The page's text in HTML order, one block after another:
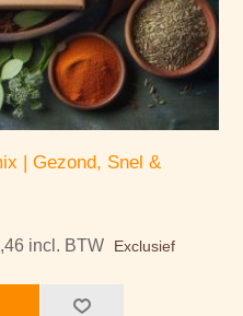
| Gezond, Snel &
incl. BTW
Exclusief